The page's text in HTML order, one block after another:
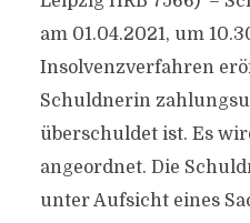
am 01.04.2021, um
Insolvenzverfahren
Schuldnerin
überschuldet ist. Es
angeordnet. Die
unter Aufsicht eines